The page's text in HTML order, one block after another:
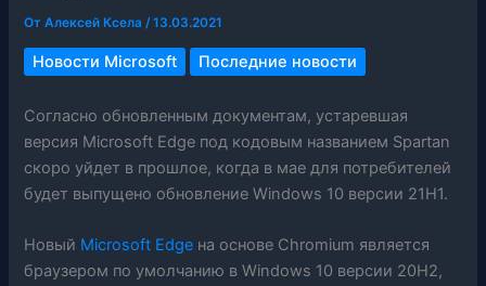
ОтАлексей Ксела/13.03.2021
Новости Microsoft Последние новости
Согласно обновленным документам, устаревшая
версия Microsoft Edge под кодовым названием Spartan
скоро уйдет в прошлое, когда в мае для потребителей
будет выпущено обновление Windows 10 версии 21H1.
Новый Microsoft Edge на основе Chromium является
браузером по умолчанию в Windows 10 версии 20H2,